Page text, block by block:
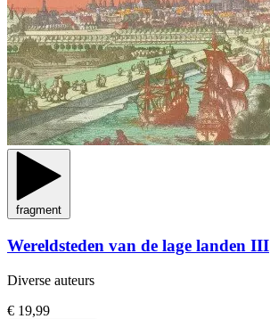
fragment
Wereldsteden van de lage landen III
Diverse auteurs
€ 19,99